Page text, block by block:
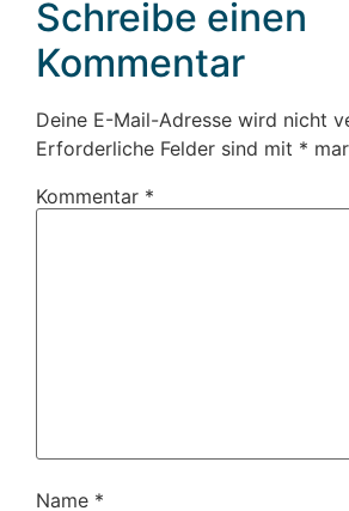
Schreibe einen
Kommentar
Deine E-Mail-Adresse wird nicht
Erforderliche Felder sind mit *
Kommentar *
Name *